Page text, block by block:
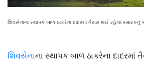
શિવસેનાના સ્થાપક બાળ ઠાકરેના દાદરમાં તૈયાર થઈ રહેલા સ્મારકનું
શિવસેનાના સ્થાપક બાળ ઠાકરેના દાદરમાં